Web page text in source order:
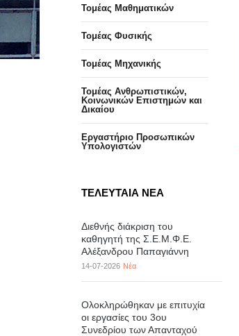
Τομέας Μαθηματικών
Τομέας Φυσικής
Τομέας Μηχανικής
Τομέας Ανθρωπιστικών,
Κοινωνικών Επιστημών και
Δικαίου
Eργαστήριo Προσωπικών
Υπολογιστών
ΤΕΛΕΥΤΑΙΑ ΝΕΑ
Διεθνής διάκριση του
καθηγητή της Σ.Ε.Μ.Φ.Ε.
Αλέξανδρου Παπαγιάννη
14-07-2026 Νέα
Ολοκληρώθηκαν με επιτυχία
οι εργασίες του 3ου
Συνεδρίου των Απανταχού